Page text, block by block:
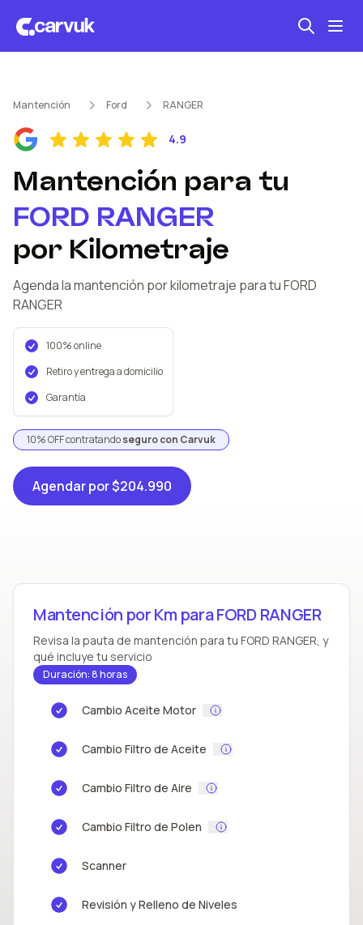
Mantención kilometraje
Revisión técnica
Mantención Ford RANGER
4.9
Mantención para tu
FORD RANGER
por Kilometraje
Agenda la mantención por kilometraje para tu FORD
RANGER
100% online
Retiro y entrega a domicilio
Garantía
10% OFF contratandoseguro con Carvuk
Agendarpor $204.990
Mantención por Km para FORD RANGER
Revisa la pauta de mantención para tu FORD RANGER, y
qué incluye tu servicio
Duración: 8 horas
Cambio Aceite Motor
Cambio Filtro de Aceite
Cambio Filtro de Aire
Cambio Filtro de Polen
Scanner
Revisión y Relleno de Niveles